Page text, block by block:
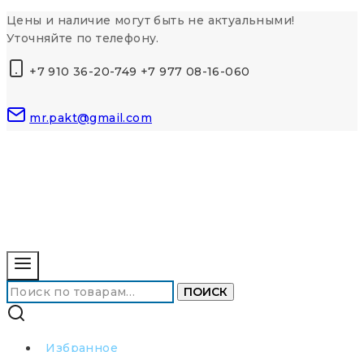
Перейти
к
Цены и наличие могут быть не актуальными!
Уточняйте по телефону.
+7 910 36-20-749 +7 977 08-16-060
mr.pakt@gmail.com
Искать: ПОИСК
Избранное